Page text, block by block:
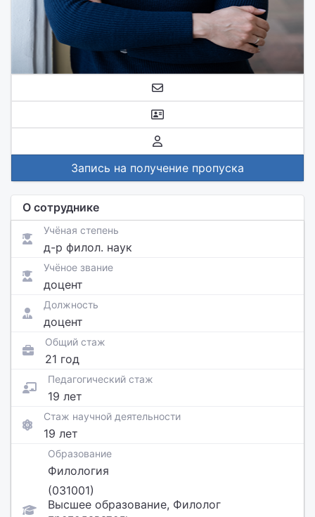
Запись на получение пропуска
О сотруднике
Учёная степень
д-р филол. наук
Учёное звание
доцент
Должность
доцент
Общий стаж
21 год
Педагогический стаж
19 лет
Стаж научной деятельности
19 лет
Образование
Филология
(031001)
Высшее образование, Филолог